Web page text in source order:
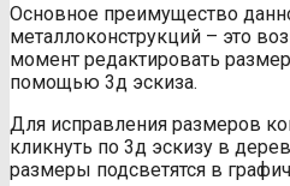
Основное преимущество
металлоконструкций – это
момент редактировать
помощью 3д эскиза.
Для исправления размеров
кликнуть по 3д эскизу в
размеры подсветятся в